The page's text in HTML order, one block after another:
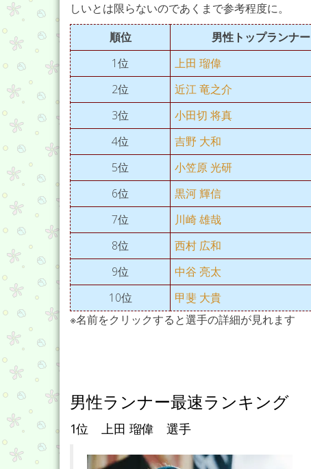
しいとは限らないのであくまで参考程度に。
順位
男性トップランナー
1位
上田 瑠偉
2位
近江 竜之介
3位
小田切 将真
4位
吉野 大和
5位
小笠原 光研
6位
黒河 輝信
7位
川崎 雄哉
8位
西村 広和
9位
中谷 亮太
10位
甲斐 大貴
※名前をクリックすると選手の詳細が見れます
男性ランナー最速ランキング
1位 上田 瑠偉 選手